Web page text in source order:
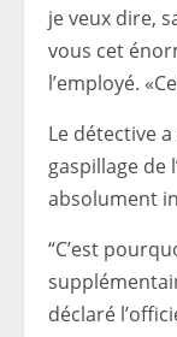
je veux dire,
vous cet
l’employé.
Le détective
gaspillage de
absolument
“C’est
déclaré